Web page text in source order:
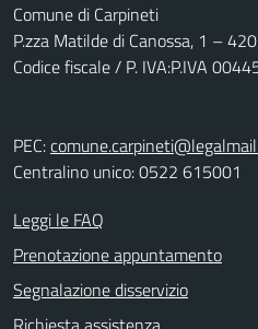
Comune di Carpineti
P.zza Matilde di Canossa, 1 –
Codice fiscale / P. IVA:P.IVA
PEC:
Centralino unico: 0522 615001
Leggi le FAQ
Prenotazione appuntamento
Segnalazione disservizio